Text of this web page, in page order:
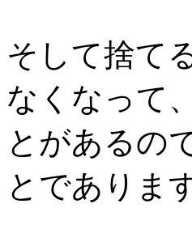
そして捨て
なくなって
とがあるの
とでありま